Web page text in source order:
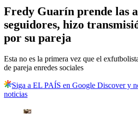
Fredy Guarín prende las
seguidores, hizo
por su pareja
Esta no es la primera vez que el
de pareja enredes sociales
Siga a EL PAÍS en Google Discover y
noticias